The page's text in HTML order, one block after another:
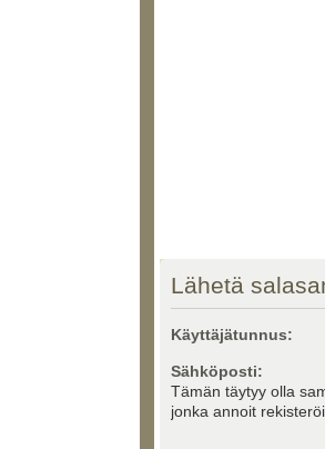
Lähetä
Käyttäjätunnus:
Sähköposti:
Tämän täytyy olla
jonka annoit